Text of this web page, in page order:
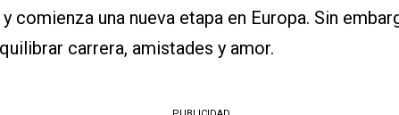
comienza una nueva etapa en Europa. Sin
carrera, amistades y amor.